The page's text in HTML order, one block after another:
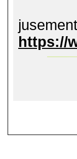
https://